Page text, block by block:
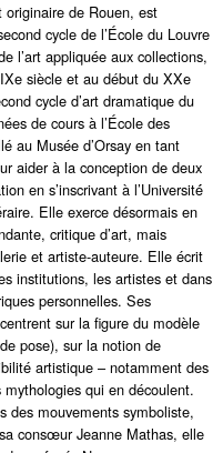
originaire de Rouen, est
cycle de l’École du Louvre
l’art appliquée aux collections,
siècle et au début du XXe
cycle d’art dramatique du
de cours à l’École des
au Musée d’Orsay en tant
aider à la conception de deux
en s’inscrivant à l’Université́
Elle exerce désormais en
critique d’art, mais
et artiste-auteure. Elle écrit
institutions, les artistes et dans
personnelles. Ses
sur la figure du modèle
pose), sur la notion de
artistique – notamment des
qui en découlent.
des mouvements symboliste,
consœur Jeanne Mathas, elle